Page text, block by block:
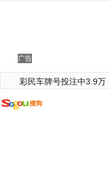
广告
彩民车牌号投注中3.9万